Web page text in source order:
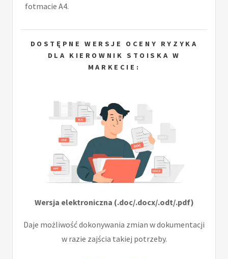
fotmacie A4.
DOSTĘPNE WERSJE OCENY RYZYKA
DLA KIEROWNIK STOISKA W
MARKECIE:
Wersja elektroniczna (.doc/.docx/.odt/.pdf)
Daje możliwość dokonywania zmian w dokumentacji
w razie zajścia takiej potrzeby.